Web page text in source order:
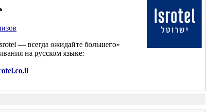
— всегда ожидайте большего»
на русском языке: